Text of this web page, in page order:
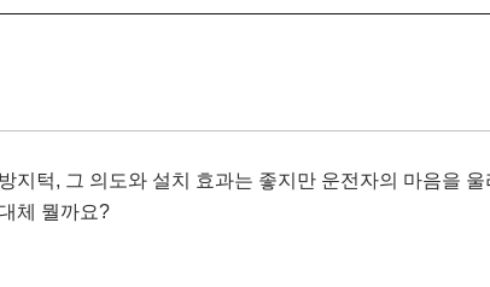
지턱, 그 의도와 설치 효과는 좋지만 운전자의 마음을
체 뭘까요?